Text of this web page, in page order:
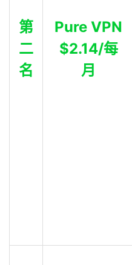
第
二
名
Pure VPN
$2.14/每
月